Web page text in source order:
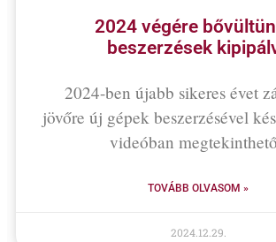
2024 végére
beszerzések
2024-ben újabb sikeres évet
jövőre új gépek beszerzésével
videóban
TOVÁBB OLVASOM »
2024.12.29.